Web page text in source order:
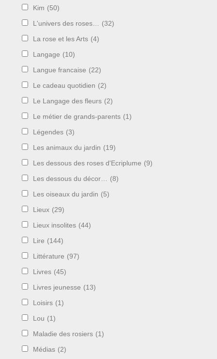
Kim (50)
L'univers des roses… (32)
La rose et les Arts (4)
Langage (10)
Langue francaise (22)
Le cadeau quotidien (2)
Le Langage des fleurs (2)
Le métier de grands-parents (1)
Légendes (3)
Les animaux du jardin (19)
Les dessous des roses d'Ecriplume (9)
Les dessous du décor… (8)
Les oiseaux du jardin (5)
Lieux (29)
Lieux insolites (44)
Lire (144)
Littérature (97)
Livres (45)
Livres jeunesse (13)
Loisirs (1)
Lou (1)
Maladie des rosiers (1)
Médias (2)